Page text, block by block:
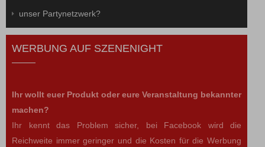
unser Partynetzwerk?
WERBUNG AUF SZENENIGHT
Ihr wollt euer Produkt oder eure Veranstaltung bekannter
machen?
Ihr kennt das Problem sicher, bei Facebook wird die
Reichweite immer geringer und die Kosten für die Werbung